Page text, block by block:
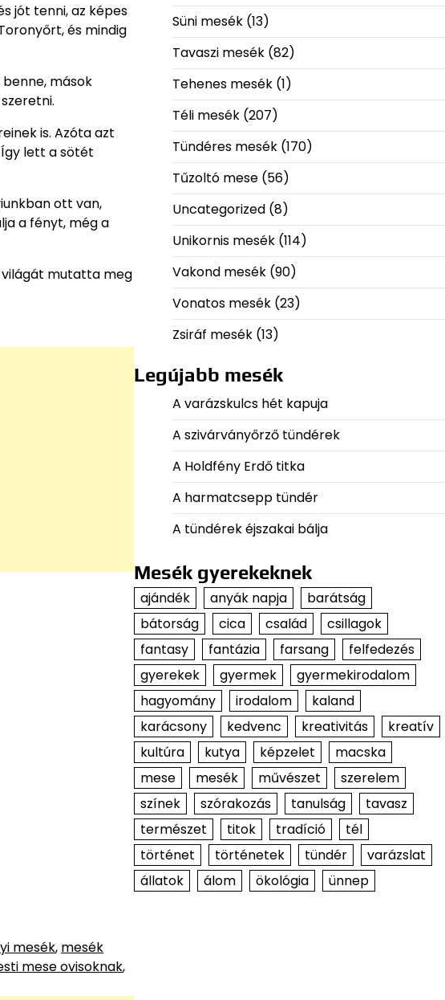
jót tenni, az képes
és mindig
mások
is. Azóta azt
lett a sötét
ott van,
a fényt, még a
világát mutatta meg
mesék, mesék
mese ovisoknak,
Süni mesék(13)
Tavaszi mesék(82)
Tehenes mesék(1)
Téli mesék(207)
Tündéres mesék(170)
Tűzoltó mese(56)
Uncategorized(8)
Unikornis mesék(114)
Vakond mesék(90)
Vonatos mesék(23)
Zsiráf mesék(13)
Legújabb mesék
A varázskulcs hét kapuja
A szivárványőrző tündérek
A Holdfény Erdő titka
A harmatcsepp tündér
A tündérek éjszakai bálja
Mesék gyerekeknek
ajándék anyák napja
barátság
bátorság
cica család
csillagok
fantasy
fantázia farsang
felfedezés
gyerekek
gyermek
gyermekirodalom
hagyomány
irodalom
kaland
karácsony
kedvenc kreativitás
kreatív
kultúra
kutya képzelet
macska
mese
mesék művészet
szerelem
színek
szórakozás tanulság
tavasz
természet
titok tradíció
tél
történet
történetek tündér
varázslat
állatok
álom ökológia ünnep